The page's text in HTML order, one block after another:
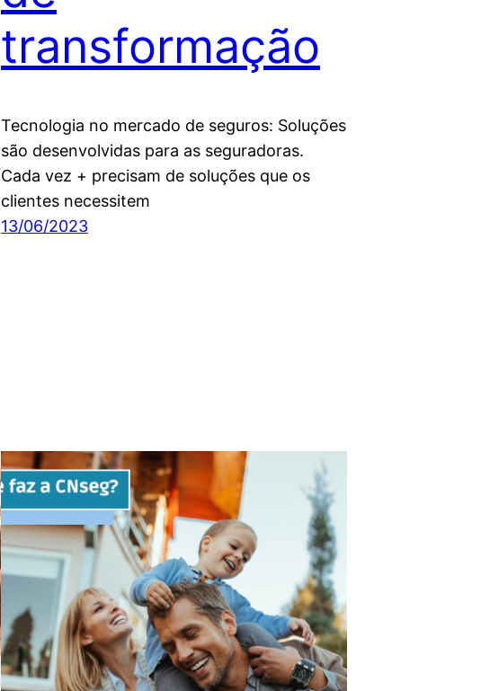
transformação
Tecnologia no mercado de seguros: Soluções
são desenvolvidas para as seguradoras.
Cada vez + precisam de soluções que os
clientes necessitem
13/06/2023